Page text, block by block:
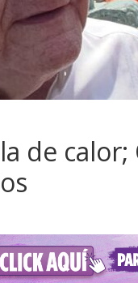
de calor;